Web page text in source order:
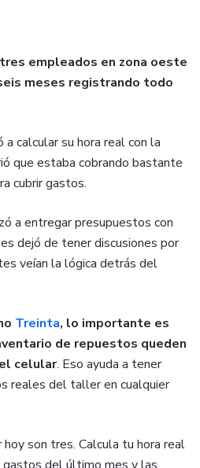
empleados en zona oeste
meses registrando todo
calcular su hora real con la
que estaba cobrando bastante
cubrir gastos.
a entregar presupuestos con
dejó de tener discusiones por
veían la lógica detrás del
Treinta, lo importante es
de repuestos queden
celular. Eso ayuda a tener
reales del taller en cualquier
hoy son tres. Calcula tu hora real